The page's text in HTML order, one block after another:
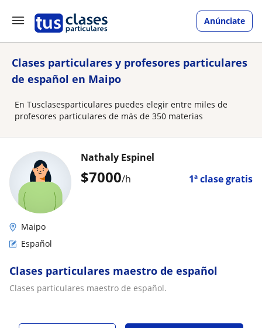
Anúnciate
Clases particulares y profesores particulares
de español en Maipo
En Tusclasesparticulares puedes elegir entre miles de
profesores particulares de más de 350 materias
$7000/h 1ª clase gratis
Nathaly Espinel
Maipo
Español
Clases particulares maestro de español
Clases particulares maestro de español.